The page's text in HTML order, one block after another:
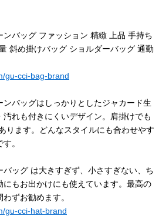
バッグ ファッション 精緻 上品 手持ち
斜め掛けバッグ ショルダーバッグ 通勤
gu-cci-bag-brand
バッグはしっかりとしたジャカード生
れも付きにくいデザイン。肩掛けでも
ります。どんなスタイルにも合わせやす
。
ッグ は大きすぎず、小さすぎない、ち
にもお出かけにも使えています。最高の
ずお勧めます。
gu-cci-hat-brand